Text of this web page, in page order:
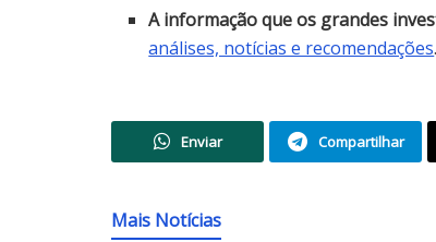
A informação que os grandes
análises, notícias e recomendações.
Enviar Compartilhar
Mais Notícias